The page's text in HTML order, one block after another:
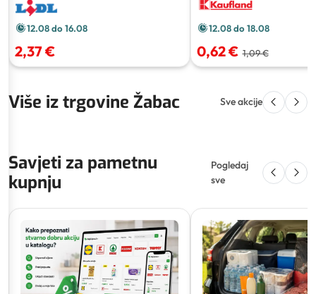
12.08 do 16.08
2,37 €
12.08 do 18.08
0,62 € 1,09 €
Više iz trgovine Žabac Sve akcije
Savjeti za pametnu
kupnju
Pogledaj
sve